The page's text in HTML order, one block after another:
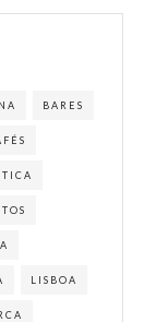
BARES
LISBOA